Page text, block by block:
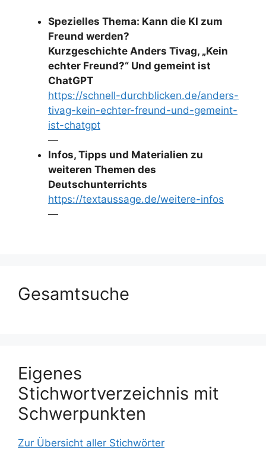
Spezielles Thema: Kann die KI zum
Freund werden?
Kurzgeschichte Anders Tivag, „Kein
echter Freund?“ Und gemeint ist
ChatGPT
https://schnell-durchblicken.de/anders-
tivag-kein-echter-freund-und-gemeint-
ist-chatgpt
—
Infos, Tipps und Materialien zu
weiteren Themen des
Deutschunterrichts
https://textaussage.de/weitere-infos
—
Gesamtsuche
Eigenes
Stichwortverzeichnis mit
Schwerpunkten
Zur Übersicht aller Stichwörter